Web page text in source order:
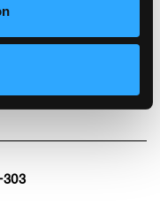
dossier et
cintré
303